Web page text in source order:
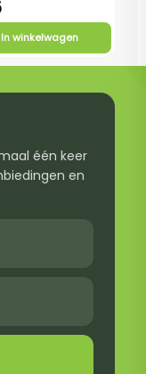
In winkelwagen
één keer
en